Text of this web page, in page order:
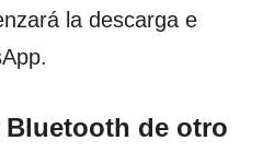
la descarga e
de otro